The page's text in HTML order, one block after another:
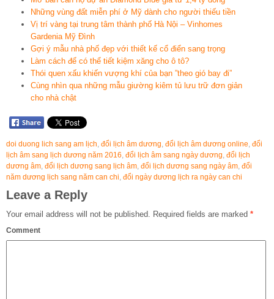
Những vùng đất miễn phí ở Mỹ dành cho người thiếu tiền
Vị trí vàng tại trung tâm thành phố Hà Nội – Vinhomes
Gardenia Mỹ Đình
Gợi ý mẫu nhà phố đẹp với thiết kế cổ điển sang trọng
Làm cách để có thể tiết kiệm xăng cho ô tô?
Thói quen xấu khiến vượng khí của bạn ”theo gió bay đi”
Cùng nhìn qua những mẫu giường kiêm tủ lưu trữ đơn giản
cho nhà chật
doi duong lich sang am lịch đổi lịch âm dương đổi lịch âm dương online đổi
lịch âm sang lịch dương năm 2016 đổi lịch âm sang ngày dương đổi lịch
dương âm đổi lịch dương sang lịch âm đổi lịch dương sang ngày âm đổi
năm dương lịch sang năm can chi đổi ngày dương lịch ra ngày can chi
Leave a Reply
Your email address will not be published. Required fields are marked *
Comment